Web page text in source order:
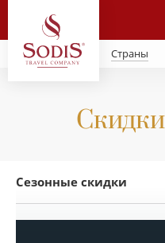
Страны
Сезонные скидки